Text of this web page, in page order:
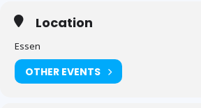
Location
Essen
OTHER EVENTS